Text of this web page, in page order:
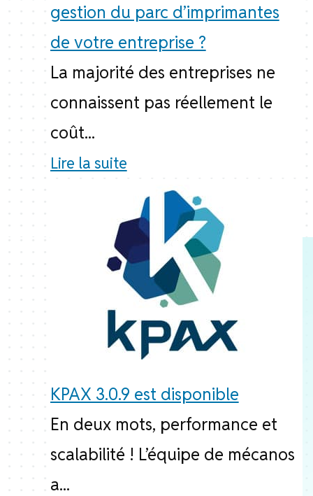
gestion du parc d’imprimantes
de votre entreprise ?
La majorité des entreprises ne
connaissent pas réellement le
coût...
Lire la suite
KPAX 3.0.9 est disponible
En deux mots, performance et
scalabilité ! L’équipe de mécanos
a...